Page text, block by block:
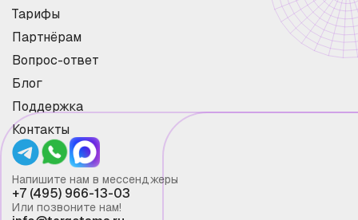
Тарифы
Партнёрам
Вопрос-ответ
Блог
Поддержка
Контакты
Напишите нам в мессенджеры
+7 (495) 966-13-03
Или позвоните нам!